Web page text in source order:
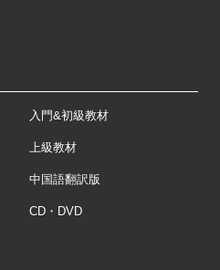
入門&初級教材
上級教材
中国語翻訳版
CD・DVD